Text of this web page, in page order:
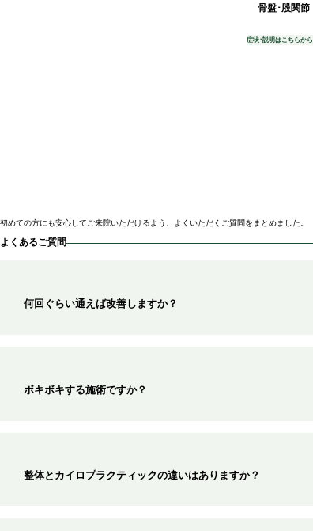
骨盤･股関節
症状･説明はこちらから
初めての方にも安心してご来院いただけるよう、よくいただくご質問をまとめました。
よくあるご質問
何回ぐらい通えば改善しますか？
ボキボキする施術ですか？
整体とカイロプラクティックの違いはありますか？